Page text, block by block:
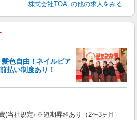
株式会社TOAI の他の求人をみる
髪色自由！ネイルピア
払い制度あり！
(当社規定) ※短期昇給あり（2〜3ヶ月）